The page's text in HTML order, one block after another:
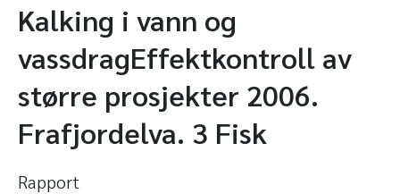
Kalking i vann og
vassdragEffektkontroll av
større prosjekter 2006.
Frafjordelva. 3 Fisk
Rapport